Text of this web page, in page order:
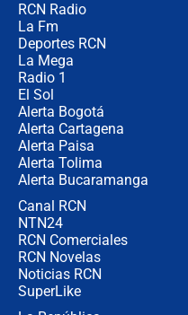
RCN Radio
La Fm
Deportes RCN
La Mega
Radio 1
El Sol
Alerta Bogotá
Alerta Cartagena
Alerta Paisa
Alerta Tolima
Alerta Bucaramanga
Canal RCN
NTN24
RCN Comerciales
RCN Novelas
Noticias RCN
SuperLike